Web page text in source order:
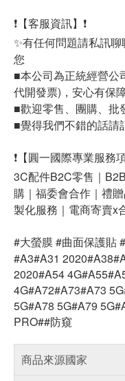
❗【客服資訊】❗
✨有任何問題請私訊
您
■本公司為正統經營公
代開發票)，安心有保
■歡迎零售、團購、批
■覺得我們不錯的話請
❗【圓一國際專業服務
3C配件B2C零售｜
購｜福委會合作｜禮
製化服務｜電商寄賣x
#大螢膜 #曲面保護貼
#A3#A31
2020#A54
4G#A72#A73#A73
5G#A78 5G#A79
PRO##防窺
商品來源國家